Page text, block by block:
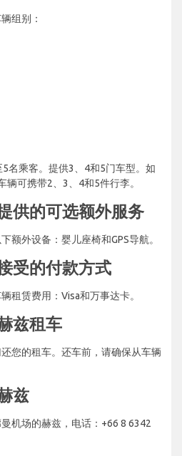
组别：
名乘客。提供3、4和5门车型。如
辆可携带2、3、4和5件行李。
供的可选额外服务
额外设备：婴儿座椅和GPS导航。
受的付款方式
租赁费用：Visa和万事达卡。
兹租车
您的租车。还车前，请确保从车辆
兹
机场的赫兹，电话：+66 8 6342